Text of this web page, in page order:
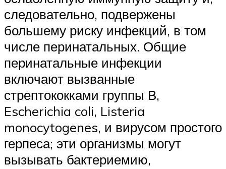
следовательно, подвержены
большему риску инфекций, в том
числе перинатальных. Общие
перинатальные инфекции
включают вызванные
стрептококками группы В,
Escherichia coli, Listeria
monocytogenes, и вирусом простого
герпеса; эти организмы могут
вызывать бактериемию,